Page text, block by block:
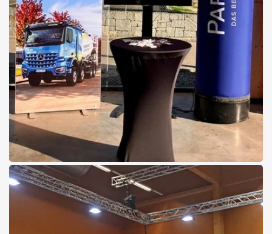
26.06.2026
Der DUROX am Biberfest
Starker Auftritt für Mercedes-Benz und Pappas